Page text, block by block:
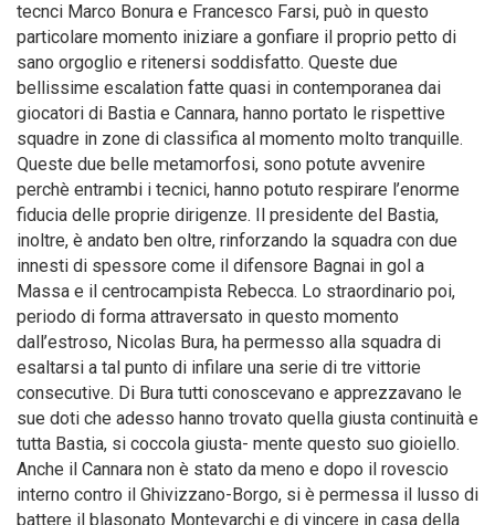
tecnci Marco Bonura e Francesco Farsi, può in questo
particolare momento iniziare a gonfiare il proprio petto di
sano orgoglio e ritenersi soddisfatto. Queste due
bellissime escalation fatte quasi in contemporanea dai
giocatori di Bastia e Cannara, hanno portato le rispettive
squadre in zone di classifica al momento molto tranquille.
Queste due belle metamorfosi, sono potute avvenire
perchè entrambi i tecnici, hanno potuto respirare l’enorme
fiducia delle proprie dirigenze. Il presidente del Bastia,
inoltre, è andato ben oltre, rinforzando la squadra con due
innesti di spessore come il difensore Bagnai in gol a
Massa e il centrocampista Rebecca. Lo straordinario poi,
periodo di forma attraversato in questo momento
dall’estroso, Nicolas Bura, ha permesso alla squadra di
esaltarsi a tal punto di infilare una serie di tre vittorie
consecutive. Di Bura tutti conoscevano e apprezzavano le
sue doti che adesso hanno trovato quella giusta continuità e
tutta Bastia, si coccola giusta- mente questo suo gioiello.
Anche il Cannara non è stato da meno e dopo il rovescio
interno contro il Ghivizzano-Borgo, si è permessa il lusso di
battere il blasonato Montevarchi e di vincere in casa della